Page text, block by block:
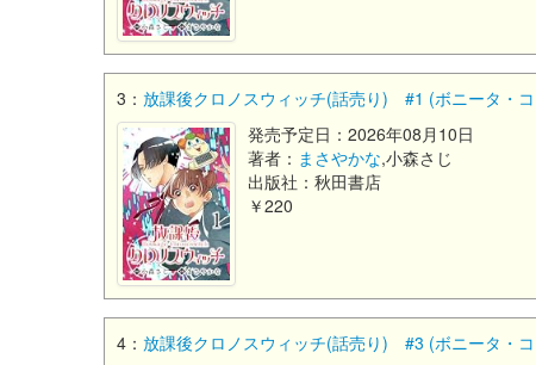
3： 放課後クロノスウィッチ(話売り) #1 (ボニータ・
発売予定日：2026年08月10日
著者： まさやかな,小森さじ
出版社：秋田書店
￥220
4： 放課後クロノスウィッチ(話売り) #3 (ボニータ・